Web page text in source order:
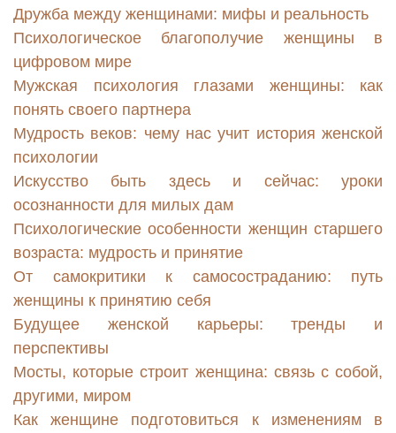
Дружба между женщинами: мифы и реальность
Психологическое благополучие женщины в
цифровом мире
Мужская психология глазами женщины: как
понять своего партнера
Мудрость веков: чему нас учит история женской
психологии
Искусство быть здесь и сейчас: уроки
осознанности для милых дам
Психологические особенности женщин старшего
возраста: мудрость и принятие
От самокритики к самосостраданию: путь
женщины к принятию себя
Будущее женской карьеры: тренды и
перспективы
Мосты, которые строит женщина: связь с собой,
другими, миром
Как женщине подготовиться к изменениям в